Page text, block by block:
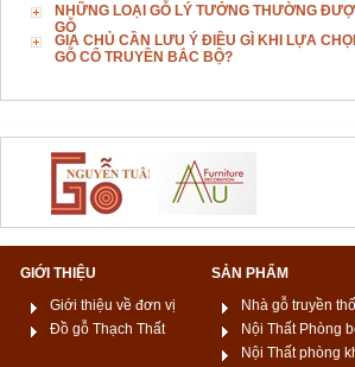
NHỮNG LOẠI GỖ LÝ TƯỞNG THƯỜNG
GỖ
GIA CHỦ CẦN LƯU Ý ĐIỀU GÌ KHI LỰA
GỖ CỔ TRUYỀN BẮC BỘ?
GIỚI THIỆU
Giới thiệu về đơn vị
Đồ gỗ Thạch Thất
SẢN PHẨM
Nhà gỗ truyền
Nội Thất Phòng
Nội Thất phòng